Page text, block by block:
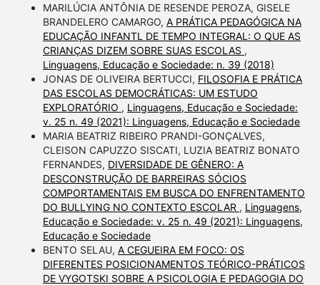
MARILÚCIA ANTÔNIA DE RESENDE PEROZA, GISELE
BRANDELERO CAMARGO, A PRÁTICA PEDAGÓGICA NA
EDUCAÇÃO INFANTL DE TEMPO INTEGRAL: O QUE AS
CRIANÇAS DIZEM SOBRE SUAS ESCOLAS ,
Linguagens, Educação e Sociedade: n. 39 (2018)
JONAS DE OLIVEIRA BERTUCCI, FILOSOFIA E PRÁTICA
DAS ESCOLAS DEMOCRÁTICAS: UM ESTUDO
EXPLORATÓRIO , Linguagens, Educação e Sociedade:
v. 25 n. 49 (2021): Linguagens, Educação e Sociedade
MARIA BEATRIZ RIBEIRO PRANDI-GONÇALVES,
CLEISON CAPUZZO SISCATI, LUZIA BEATRIZ BONATO
FERNANDES, DIVERSIDADE DE GÊNERO: A
DESCONSTRUÇÃO DE BARREIRAS SÓCIOS
COMPORTAMENTAIS EM BUSCA DO ENFRENTAMENTO
DO BULLYING NO CONTEXTO ESCOLAR , Linguagens,
Educação e Sociedade: v. 25 n. 49 (2021): Linguagens,
Educação e Sociedade
BENTO SELAU, A CEGUEIRA EM FOCO: OS
DIFERENTES POSICIONAMENTOS TEÓRICO-PRÁTICOS
DE VYGOTSKI SOBRE A PSICOLOGIA E PEDAGOGIA DO